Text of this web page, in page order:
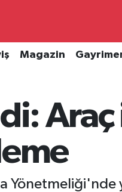
Magazin
Araç
Yönetmeliği'nde